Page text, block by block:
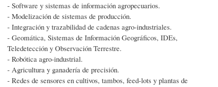
- Software y sistemas de información agropecuarios.
- Modelización de sistemas de producción.
- Integración y trazabilidad de cadenas agro-industriales.
- Geomática, Sistemas de Información Geográficos, IDEs,
Teledetección y Observación Terrestre.
- Robótica agro-industrial.
- Agricultura y ganadería de precisión.
- Redes de sensores en cultivos, tambos, feed-lots y plantas de